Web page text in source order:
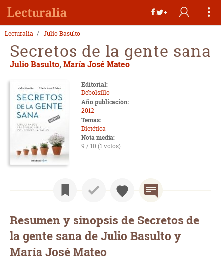
Lecturalia Julio Basulto
Secretos de la gente sana
Julio Basulto, María José Mateo
Editorial:
Debolsillo
Año publicación:
2012
Temas:
Dietética
Nota media:
9 / 10 (1 votos)
Resumen y sinopsis de Secretos de
la gente sana de Julio Basulto y
María José Mateo